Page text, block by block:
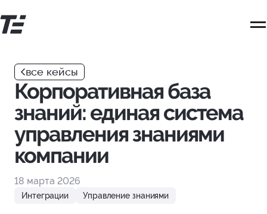
к
основному
все кейсы
Корпоративная база
знаний: единая система
управления знаниями
компании
18 марта 2026
Интеграции Управление знаниями